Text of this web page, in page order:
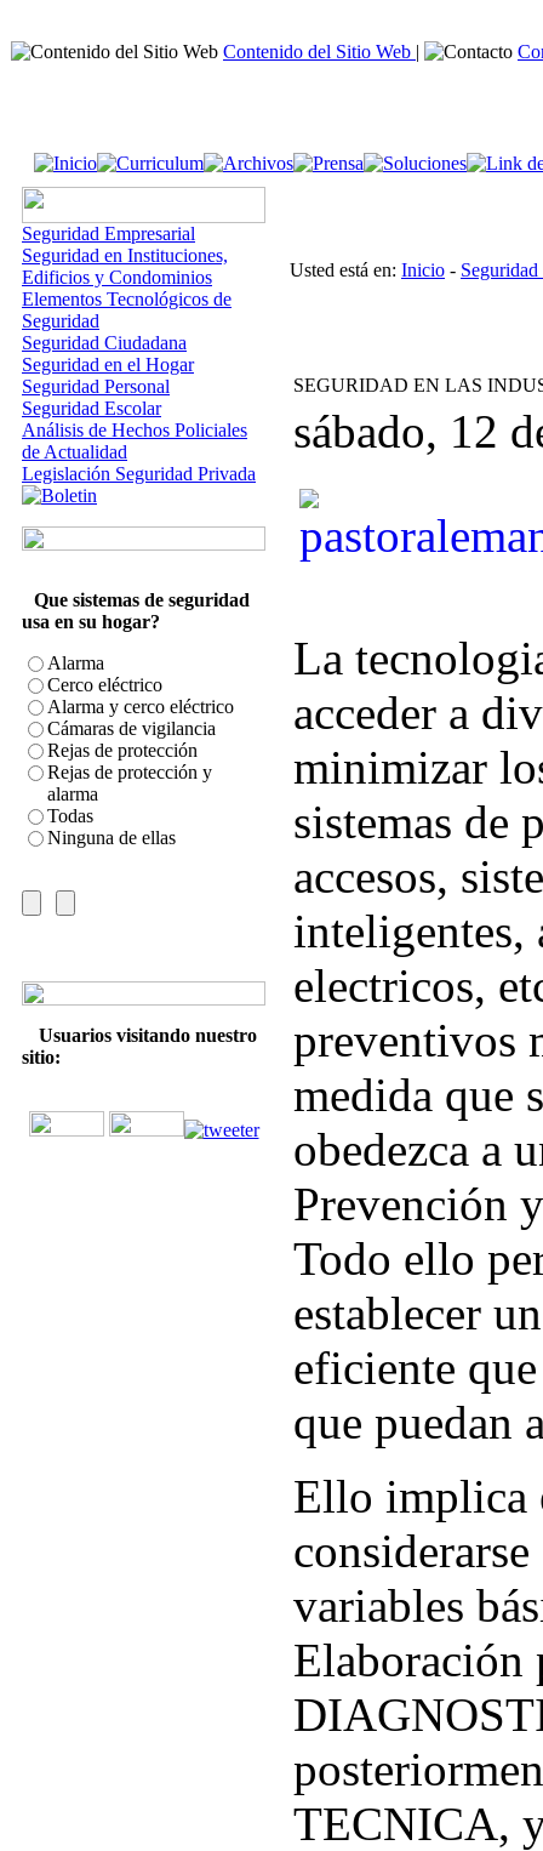
Contenido del Sitio Web |
Seguridad Empresarial
Seguridad en Instituciones,
Edificios y Condominios
Elementos Tecnológicos de
Seguridad
Seguridad Ciudadana
Seguridad en el Hogar
Seguridad Personal
Seguridad Escolar
Análisis de Hechos Policiales
de Actualidad
Legislación Seguridad Privada
Que sistemas de seguridad
usa en su hogar?
Alarma
Cerco eléctrico
Alarma y cerco eléctrico
Cámaras de vigilancia
Rejas de protección
Rejas de protección y
alarma
Todas
Ninguna de ellas
Usuarios visitando nuestro
sitio:
Usted está en: Inicio -
SEGURIDAD EN LAS
sábado, 12
La
acceder a
minimizar
sistemas de
accesos,
inteligentes,
electricos,
preventivos
medida que
obedezca a
Prevención
Todo ello
establecer
eficiente
que puedan
Ello implica
variables
Elaboración
TECNICA,